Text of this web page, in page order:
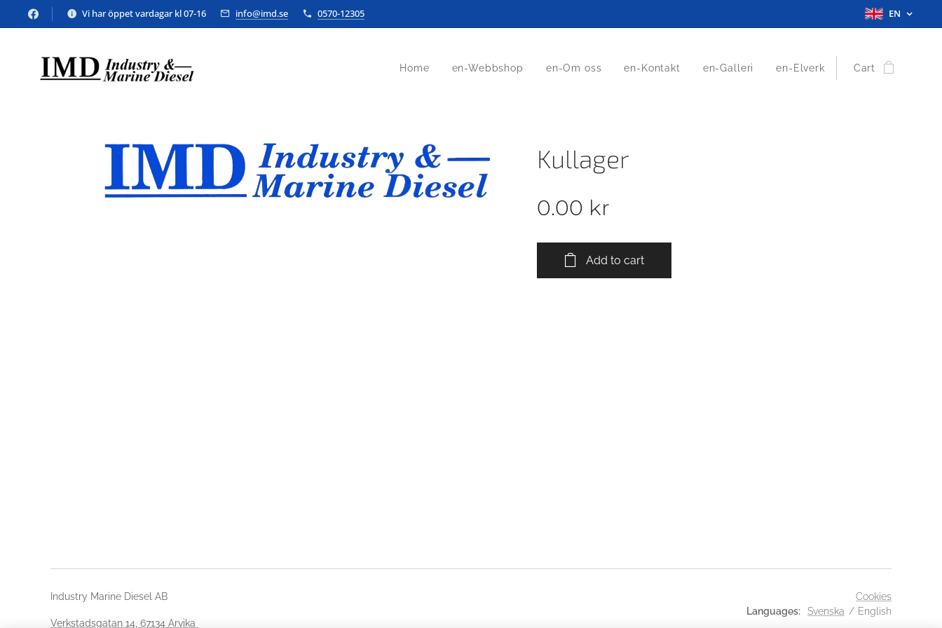
Vi har öppet vardagar kl 07-16 info@imd.se 0570-12305 EN
Home en-Webbshop en-Om oss en-Kontakt en-Galleri en-Elverk Cart
Kullager
0.00 kr
Add to cart
Industry Marine Diesel AB
Verkstadsgatan 14, 67134 Arvika
Cookies
Languages
Svenska English